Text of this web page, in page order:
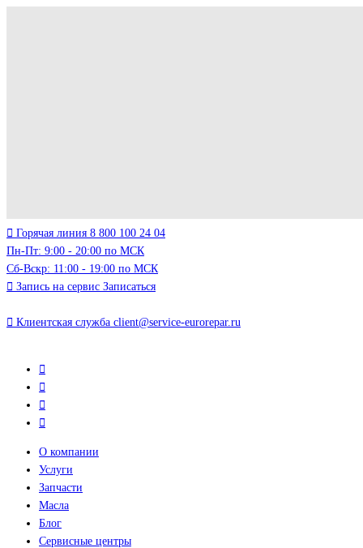
Горячая линия 8 800 100 24 04
Пн-Пт: 9:00 - 20:00 по МСК
Сб-Вскр: 11:00 - 19:00 по МСК
Запись на сервис Записаться
Клиентская служба client@service-eurorepar.ru
О компании
Услуги
Запчасти
Масла
Блог
Сервисные центры